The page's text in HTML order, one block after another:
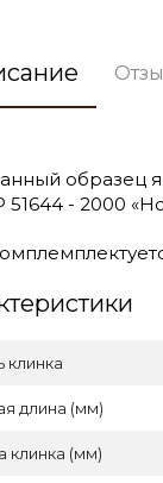
образец
51644 - 2000
клинка
длина (мм)
клинка (мм)